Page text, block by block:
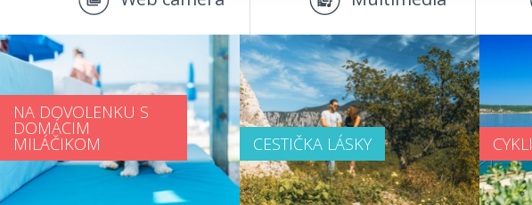
NA DOVOLENKU S
DOMÁCIM
MILÁČIKOM CESTIČKA LÁSKY